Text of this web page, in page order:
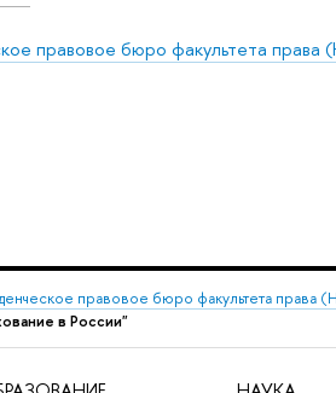
правовое бюро факультета права
правовое бюро факультета права
в России"